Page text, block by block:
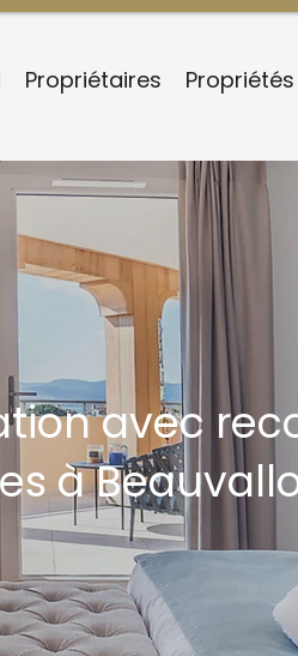
Propriétaires Propriétés
avec
à